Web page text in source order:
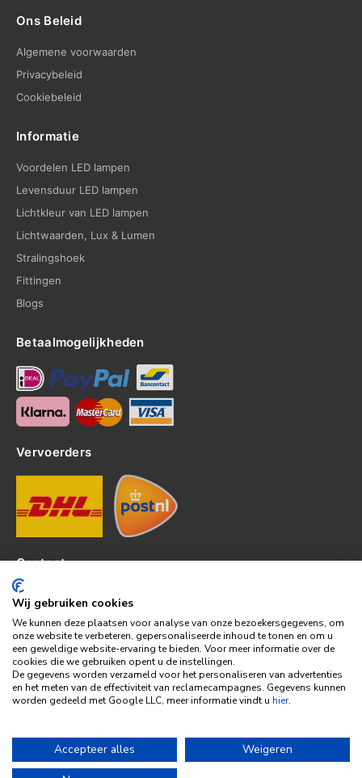
Ons Beleid
Algemene voorwaarden
Privacybeleid
Cookiebeleid
Informatie
Voordelen LED lampen
Levensduur LED lampen
Lichtkleur van LED lampen
Lichtwaarden, Lux & Lumen
Stralingshoek
Fittingen
Blogs
Betaalmogelijkheden
Vervoerders
Contact
Kerkhof 8, 4301EP Zierikzee
tel: 0111-820382
info@topledshop.nl
KVK: 34380695
BTW: NL001286892B39
Bank: KNAB
Rek: NL86KNAB0257746951
Wij gebruiken cookies
We kunnen deze plaatsen voor analyse van onze bezoekersgegevens, om
onze website te verbeteren, gepersonaliseerde inhoud te tonen en om u
een geweldige website-ervaring te bieden. Voor meer informatie over de
cookies die we gebruiken opent u de instellingen.
De gegevens worden verzameld voor het personaliseren van advertenties
en het meten van de effectiviteit van reclamecampagnes. Gegevens kunnen
worden gedeeld met Google LLC, meer informatie vindt u hier.
Accepteer alles
Weigeren